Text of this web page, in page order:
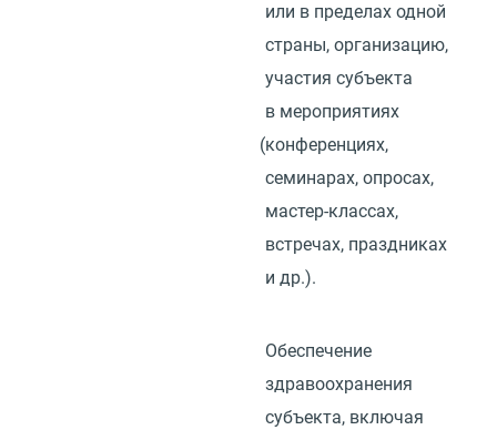
или в пределах одной
страны, организацию,
участия субъекта
в мероприятиях
(конференциях,
семинарах, опросах,
мастер-классах,
встречах, праздниках
и др.).
Обеспечение
здравоохранения
субъекта, включая